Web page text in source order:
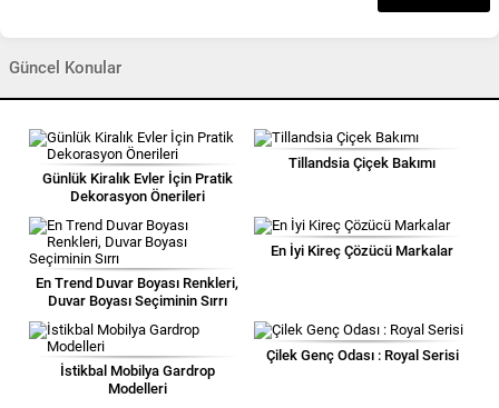
Güncel Konular
Günlük Kiralık Evler İçin Pratik
Dekorasyon Önerileri
Tillandsia Çiçek Bakımı
En Trend Duvar Boyası Renkleri,
Duvar Boyası Seçiminin Sırrı
En İyi Kireç Çözücü Markalar
İstikbal Mobilya Gardrop
Modelleri
Çilek Genç Odası : Royal Serisi